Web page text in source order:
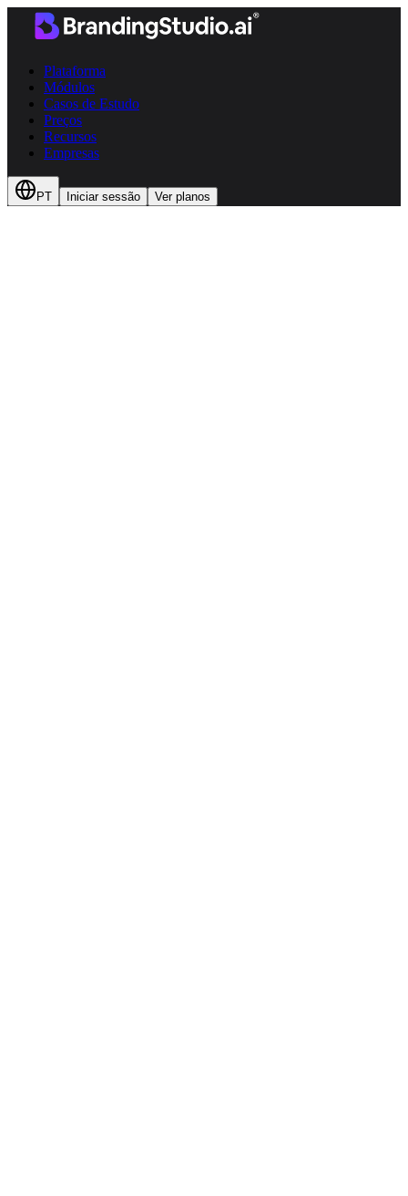
Plataforma
Módulos
Casos de Estudo
Preços
Recursos
Empresas
PT Iniciar sessão Ver planos